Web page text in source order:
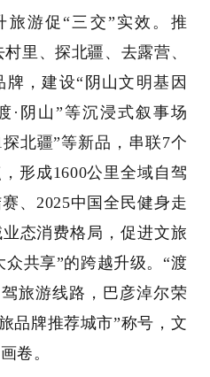
旅游促“三交”实效。推
里、探北疆、去露营、
，建设“阴山文明基因
·阴山”等沉浸式叙事场
北疆”等新品，串联7个
形成1600公里全域自驾
、2025中国全民健身走
态消费格局，促进文旅
众共享”的跨越升级。“渡
旅游线路，巴彦淖尔荣
品牌推荐城市”称号，文
卷。